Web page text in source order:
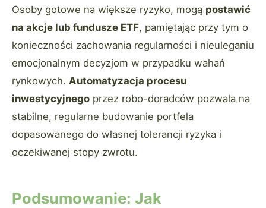
Osoby gotowe na większe ryzyko, mogą postawić
na akcje lub fundusze ETF, pamiętając przy tym o
konieczności zachowania regularności i nieuleganiu
emocjonalnym decyzjom w przypadku wahań
rynkowych. Automatyzacja procesu
inwestycyjnego przez robo-doradców pozwala na
stabilne, regularne budowanie portfela
dopasowanego do własnej tolerancji ryzyka i
oczekiwanej stopy zwrotu.
Podsumowanie: Jak